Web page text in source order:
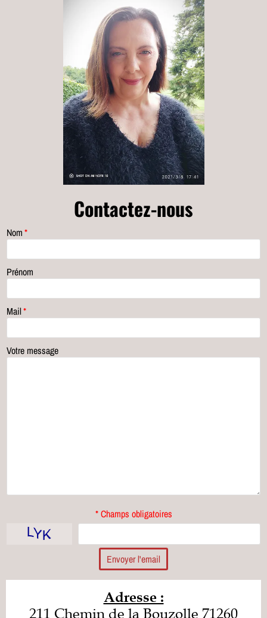
Contactez-nous
Nom*
Prénom
Mail*
Votre message
* Champs obligatoires
Envoyer l'email
Adresse :
211 Chemin de la Bouzolle 71260